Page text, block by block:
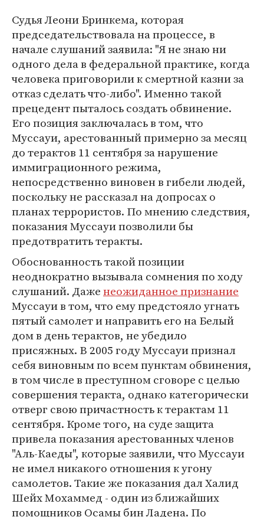
Судья Леони Бринкема, которая
председательствовала на процессе, в
начале слушаний заявила: "Я не знаю ни
одного дела в федеральной практике, когда
человека приговорили к смертной казни за
отказ сделать что-либо". Именно такой
прецедент пыталось создать обвинение.
Его позиция заключалась в том, что
Муссауи, арестованный примерно за месяц
до терактов 11 сентября за нарушение
иммиграционного режима,
непосредственно виновен в гибели людей,
поскольку не рассказал на допросах о
планах террористов. По мнению следствия,
показания Муссауи позволили бы
предотвратить теракты.
Обоснованность такой позиции
неоднократно вызывала сомнения по ходу
слушаний. Даженеожиданное признание
Муссауи в том, что ему предстояло угнать
пятый самолет и направить его на Белый
дом в день терактов, не убедило
присяжных. В 2005 году Муссауи признал
себя виновным по всем пунктам обвинения,
в том числе в преступном сговоре с целью
совершения теракта, однако категорически
отверг свою причастность к терактам 11
сентября. Кроме того, на суде защита
привела показания арестованных членов
"Аль-Каеды", которые заявили, что Муссауи
не имел никакого отношения к угону
самолетов. Такие же показания дал Халид
Шейх Мохаммед - один из ближайших
помощников Осамы бин Ладена. По